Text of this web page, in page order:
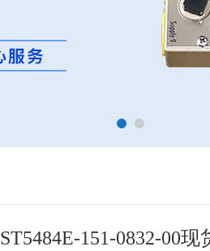
ST5484E-151-0832-00